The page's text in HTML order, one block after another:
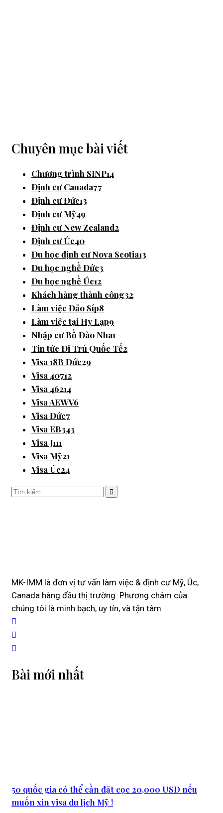
Chuyên mục bài viết
Chương trình SINP14
Định cư Canada77
Định cư Đức13
Định cư Mỹ49
Định cư New Zealand2
Định cư Úc40
Du học định cư Nova Scotia13
Du học nghề Đức3
Du học nghề Úc12
Khách hàng thành công32
Làm việc Đảo Síp8
Làm việc tại Hy Lạp9
Nhập cư Bồ Đào Nha1
Tin tức Di Trú Quốc Tế2
Visa 18B Đức29
Visa 40712
Visa 46214
Visa AEWV6
Visa Đức7
Visa EB343
Visa J111
Visa Mỹ21
Visa Úc24
MK-IMM là đơn vị tư vấn làm việc & định cư Mỹ, Úc,
Canada hàng đầu thị trường. Phương châm của
chúng tôi là minh bạch, uy tín, và tận tâm
Bài mới nhất
50 quốc gia có thể cần đặt cọc 20,000 USD nếu
muốn xin visa du lịch Mỹ !